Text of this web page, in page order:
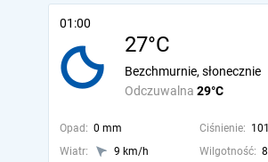
01:00
27°C
Odczuwalna 29°C
Bezchmurnie, słonecznie
Opad: 0 mm Ciśnienie:
Wiatr:
9 km/h Wilgotność: